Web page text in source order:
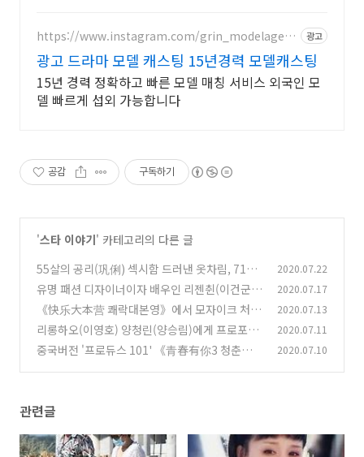
https://www.instagram.com/grin_modelagenc
광고
광고 드라마 모델 캐스팅 15년경력 모델캐스팅
15년 경력 정확하고 빠른 모델 매칭 서비스 외국인 모
델 빠르게 섭외 가능합니다
공감 구독하기
'스타 이야기' 카테고리의 다른 글
55살의 공리(巩俐) 섹시함 드러낸 옷차림, 71살
의 남편과 손깍지끼고 해변 거닐어
(0)
2020.07.22
유명 패션 디자이너이자 배우인 리젠췬(이건군)
사망, 향년 63세 (0)
2020.07.17
《快乐大本营 쾌락대본영》에서 모자이크 처리
당한 통줘(동탁) (0)
2020.07.13
리롱하오(이영호) 양청린(양승림)에게 프로포즈
하는 영상 공개
(0)
2020.07.11
중국버전 '프로듀스 101' 《青春有你3 청춘유니
2020.07.10
관련글